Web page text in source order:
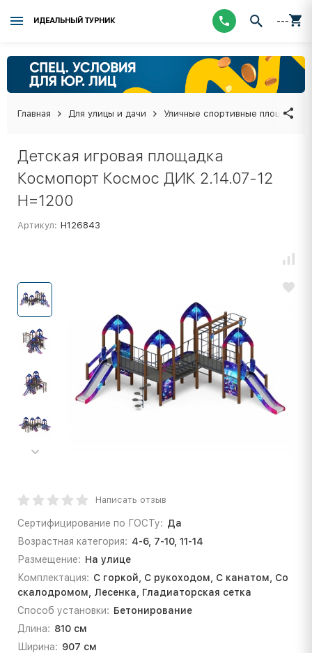
ИДЕАЛЬНЫЙ ТУРНИК ---
Главная Для улицы и дачи Уличные спортивные площадки
Детская игровая площадка
Космопорт Космос ДИК 2.14.07-12
H=1200
Артикул: Н126843
Написать отзыв
Сертифицирование по ГОСТу: Да
Возрастная категория: 4-6, 7-10, 11-14
Размещение: На улице
Комплектация: С горкой, С рукоходом, С канатом, Со
скалодромом, Лесенка, Гладиаторская сетка
Способ установки: Бетонирование
Длина: 810 см
Ширина: 907 см